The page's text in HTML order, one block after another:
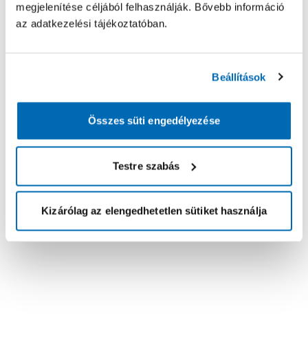
megjelenítése céljából felhasználják. Bővebb információ
az adatkezelési tájékoztatóban.
Beállítások
Összes süti engedélyezése
Testre szabás
Kizárólag az elengedhetetlen sütiket használja